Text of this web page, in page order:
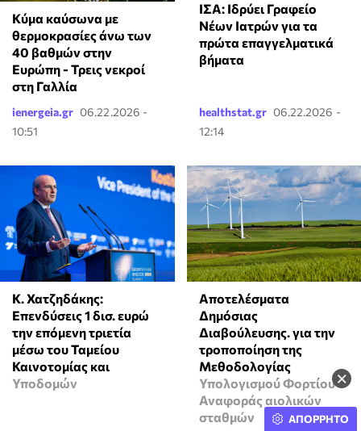
×
Κύμα καύσωνα με
θερμοκρασίες άνω των
40 βαθμών στην
Ευρώπη - Τρεις νεκροί
στη Γαλλία
ienergeia.gr 06.22.2026 -
10:51
ΙΣΑ: Ιδρύει Γραφείο
Νέων Ιατρών για τα
πρώτα επαγγελματικά
βήματα
healthstat.gr 06.22.2026 -
12:14
Κ. Χατζηδάκης:
Επενδύσεις 1 δισ. ευρώ
την επόμενη τριετία
μέσω του Ταμείου
Καινοτομίας και
Υποδομών
Αποτελέσματα
Δημόσιας
Διαβούλευσης. για την
τροποποίηση της
Μεθοδολογίας
Υπολογισμού Φορτίου
Αναφοράς αιολικών
σταθμών
ΑΠΟΡΡΗΤΟ